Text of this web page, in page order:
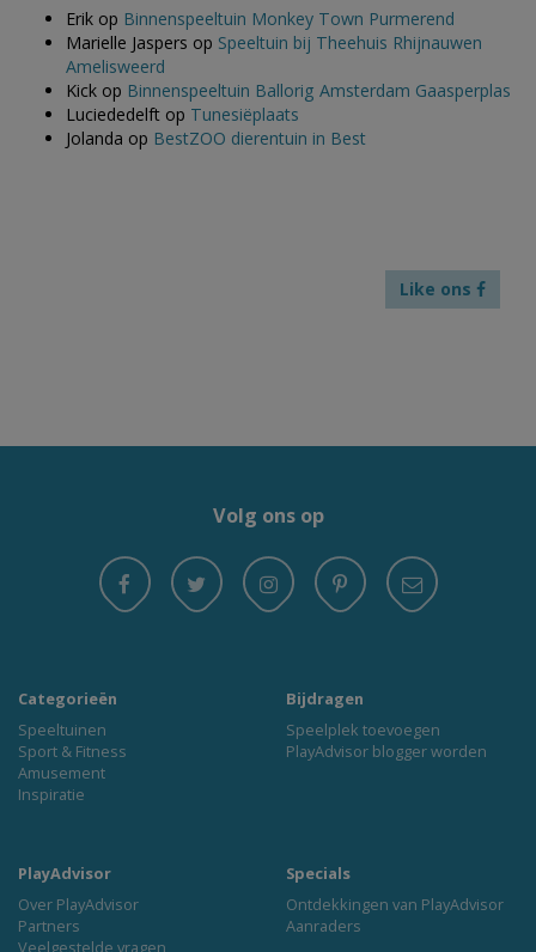
Erik op Binnenspeeltuin Monkey Town Purmerend
Marielle Jaspers op Speeltuin bij Theehuis Rhijnauwen
Amelisweerd
Kick op Binnenspeeltuin Ballorig Amsterdam Gaasperplas
Luciededelft op Tunesiëplaats
Jolanda op BestZOO dierentuin in Best
Like ons
Volg ons op
Categorieën
Speeltuinen
Sport & Fitness
Amusement
Inspiratie
Bijdragen
Speelplek toevoegen
PlayAdvisor blogger worden
PlayAdvisor
Over PlayAdvisor
Partners
Veelgestelde vragen
Specials
Ontdekkingen van PlayAdvisor
Aanraders